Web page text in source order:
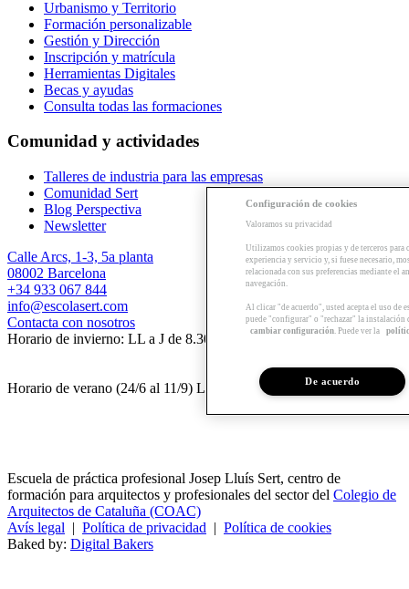
Urbanismo y Territorio
Formación personalizable
Gestión y Dirección
Inscripción y matrícula
Herramientas Digitales
Becas y ayudas
Consulta todas las formaciones
Comunidad y actividades
Talleres de industria para las empresas
Comunidad Sert
Blog Perspectiva
Newsletter
Calle Arcs, 1-3, 5a planta
08002 Barcelona
+34 933 067 844
info@escolasert.com
Contacta con nosotros
Horario de invierno: LL a J de 8.30 a 16.30 h / V de 8.30 a 14 h.
Horario de verano (24/6 al 11/9) LL a V de 8.30 a 14 h.
Escuela de práctica profesional Josep Lluís Sert, centro de
formación para arquitectos y profesionales del sector del Colegio de
Arquitectos de Cataluña (COAC)
Avís legal | Política de privacidad | Política de cookies
Baked by: Digital Bakers
Configuración de cookies
Valoramos su privacidad
Utilizamos cookies propias y de terceros para
experiencia y servicio y, si fuese necesario,
relacionada con sus preferencias mediante el
navegación.
Al clicar "de acuerdo", usted acepta el uso de
puede "configurar" o "rechazar" la instalación
cambiar configuración . Puede ver la
De acuerdo